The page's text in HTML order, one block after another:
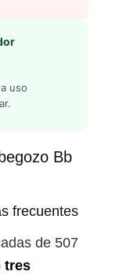
uso
Bb
frecuentes
de 507
tres